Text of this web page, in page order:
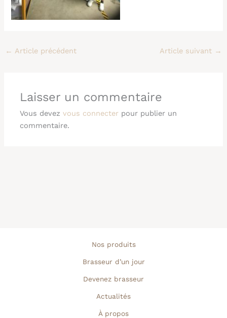
← Article précédent Article suivant →
Laisser un commentaire
Vous devezvous connecter pour publier un
commentaire.
Nos produits
Brasseur d’un jour
Devenez brasseur
Actualités
À propos